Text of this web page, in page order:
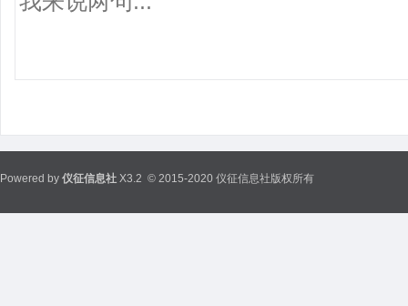
Powered by 仪征信息社 X3.2 © 2015-2020 仪征信息社版权所有